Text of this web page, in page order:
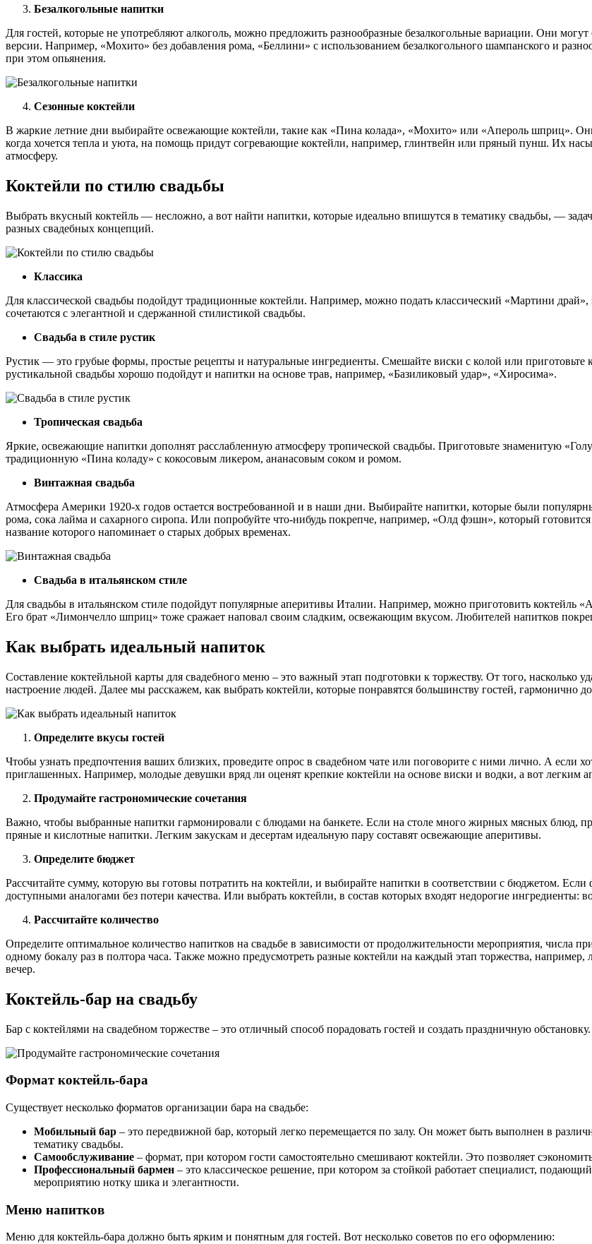
Безалкогольные напитки
Для гостей, которые не употребляют алкоголь, можно предложить разнообразные безалкогольные вариации. Они
версии. Например, «Мохито» без добавления рома, «Беллини» с использованием безалкогольного шампанского и
при этом опьянения.
Сезонные коктейли
В жаркие летние дни выбирайте освежающие коктейли, такие как «Пина колада», «Мохито» или «Апероль шприц».
когда хочется тепла и уюта, на помощь придут согревающие коктейли, например, глинтвейн или пряный пунш. Их
атмосферу.
Коктейли по стилю свадьбы
Выбрать вкусный коктейль — несложно, а вот найти напитки, которые идеально впишутся в тематику свадьбы, —
разных свадебных концепций.
Классика
Для классической свадьбы подойдут традиционные коктейли. Например, можно подать классический «Мартини
сочетаются с элегантной и сдержанной стилистикой свадьбы.
Свадьба в стиле рустик
Рустик — это грубые формы, простые рецепты и натуральные ингредиенты. Смешайте виски с колой или приготовьте
рустикальной свадьбы хорошо подойдут и напитки на основе трав, например, «Базиликовый удар», «Хиросима».
Тропическая свадьба
Яркие, освежающие напитки дополнят расслабленную атмосферу тропической свадьбы. Приготовьте знаменитую
традиционную «Пина коладу» с кокосовым ликером, ананасовым соком и ромом.
Винтажная свадьба
Атмосфера Америки 1920-х годов остается востребованной и в наши дни. Выбирайте напитки, которые были
рома, сока лайма и сахарного сиропа. Или попробуйте что-нибудь покрепче, например, «Олд фэшн», который
название которого напоминает о старых добрых временах.
Свадьба в итальянском стиле
Для свадьбы в итальянском стиле подойдут популярные аперитивы Италии. Например, можно приготовить коктейль
Его брат «Лимончелло шприц» тоже сражает наповал своим сладким, освежающим вкусом. Любителей напитков
Как выбрать идеальный напиток
Составление коктейльной карты для свадебного меню – это важный этап подготовки к торжеству. От того, насколько
настроение людей. Далее мы расскажем, как выбрать коктейли, которые понравятся большинству гостей, гармонично
Определите вкусы гостей
Чтобы узнать предпочтения ваших близких, проведите опрос в свадебном чате или поговорите с ними лично. А если
приглашенных. Например, молодые девушки вряд ли оценят крепкие коктейли на основе виски и водки, а вот легким
Продумайте гастрономические сочетания
Важно, чтобы выбранные напитки гармонировали с блюдами на банкете. Если на столе много жирных мясных блюд,
пряные и кислотные напитки. Легким закускам и десертам идеальную пару составят освежающие аперитивы.
Определите бюджет
Рассчитайте сумму, которую вы готовы потратить на коктейли, и выбирайте напитки в соответствии с бюджетом.
доступными аналогами без потери качества. Или выбрать коктейли, в состав которых входят недорогие ингредиенты:
Рассчитайте количество
Определите оптимальное количество напитков на свадьбе в зависимости от продолжительности мероприятия, числа
одному бокалу раз в полтора часа. Также можно предусмотреть разные коктейли на каждый этап торжества,
вечер.
Коктейль-бар на свадьбу
Бар с коктейлями на свадебном торжестве – это отличный способ порадовать гостей и создать праздничную обстановку.
Формат коктейль-бара
Существует несколько форматов организации бара на свадьбе:
Мобильный бар – это передвижной бар, который легко перемещается по залу. Он может быть выполнен в
тематику свадьбы.
Самообслуживание – формат, при котором гости самостоятельно смешивают коктейли. Это позволяет
Профессиональный бармен – это классическое решение, при котором за стойкой работает специалист,
мероприятию нотку шика и элегантности.
Меню напитков
Меню для коктейль-бара должно быть ярким и понятным для гостей. Вот несколько советов по его оформлению: